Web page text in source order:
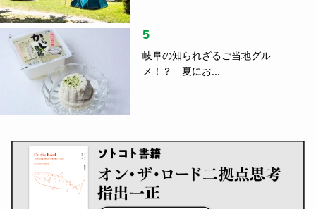
5
岐阜の知られざるご当地グル
メ！？ 夏にお...